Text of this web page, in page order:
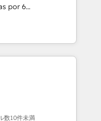
ecosystem. Would
support tailored
With 125+
(coast to coast), our
& French.
por 6
Academy.
en cada etapa de su
tecnología y
combinar excelencia
a largo plazo.
数10件未満